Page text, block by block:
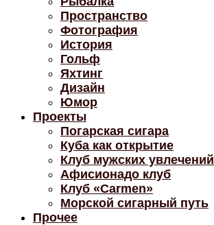
Пространство
Фотография
История
Гольф
Яхтинг
Дизайн
Юмор
Проекты
Погарская сигара
Куба как открытие
Клуб мужских увлечений
Афисионадо клуб
Клуб «Carmen»
Морской сигарный путь
Прочее